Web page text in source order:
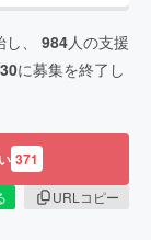
、 984人の支援
に募集を終了し
371
URLコピー